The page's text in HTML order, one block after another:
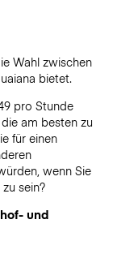
Wahl zwischen
bietet.
pro Stunde
am besten zu
für einen
wenn Sie
sein?
und